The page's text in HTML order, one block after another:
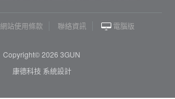
網站使用條款 聯絡資訊 電腦版
Copyright© 2026 3GUN
康德科技 系統設計